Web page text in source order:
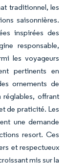
traditionnel, les
saisonnières.
inspirées des
responsable,
les voyageurs
pertinents en
ornements de
offrant
de praticité. Les
une demande
resort. Ces
et respectueux
mis sur la